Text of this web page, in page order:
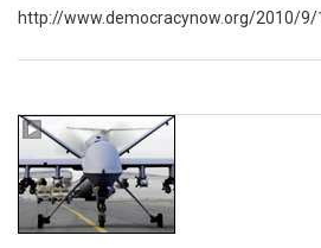
http://www.democracynow.org/2010/